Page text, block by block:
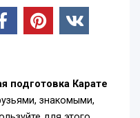
подготовка Карате
знакомыми,